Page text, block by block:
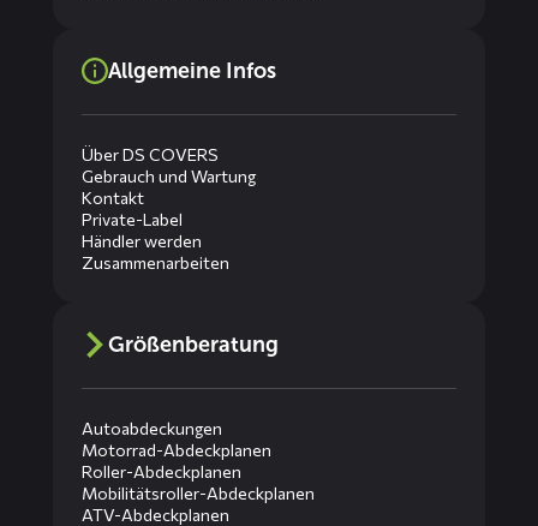
Allgemeine Infos
Über DS COVERS
Gebrauch und Wartung
Kontakt
Private-Label
Händler werden
Zusammenarbeiten
Größenberatung
Autoabdeckungen
Motorrad-Abdeckplanen
Roller-Abdeckplanen
Mobilitätsroller-Abdeckplanen
ATV-Abdeckplanen